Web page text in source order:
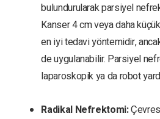
bulundurularak parsiyel
Kanser 4 cm veya daha
en iyi tedavi yöntemidir,
de uygulanabilir. Parsiyel
laparoskopik ya da robot
Radikal Nefrektomi: